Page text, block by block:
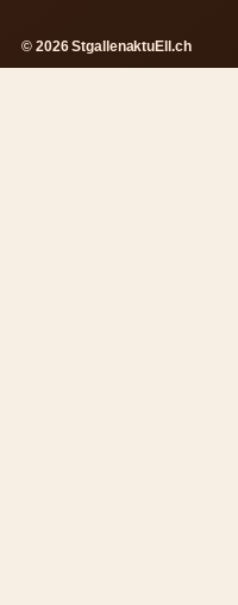
© 2026 StgallenaktuEll.ch